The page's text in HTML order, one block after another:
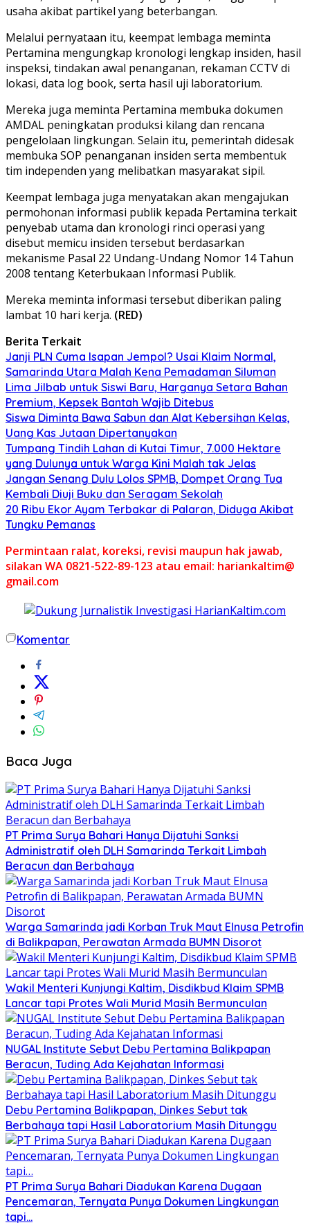
usaha akibat partikel yang beterbangan.
Melalui pernyataan itu, keempat lembaga meminta
Pertamina mengungkap kronologi lengkap insiden, hasil
inspeksi, tindakan awal penanganan, rekaman CCTV di
lokasi, data log book, serta hasil uji laboratorium.
Mereka juga meminta Pertamina membuka dokumen
AMDAL peningkatan produksi kilang dan rencana
pengelolaan lingkungan. Selain itu, pemerintah didesak
membuka SOP penanganan insiden serta membentuk
tim independen yang melibatkan masyarakat sipil.
Keempat lembaga juga menyatakan akan mengajukan
permohonan informasi publik kepada Pertamina terkait
penyebab utama dan kronologi rinci operasi yang
disebut memicu insiden tersebut berdasarkan
mekanisme Pasal 22 Undang-Undang Nomor 14 Tahun
2008 tentang Keterbukaan Informasi Publik.
Mereka meminta informasi tersebut diberikan paling
lambat 10 hari kerja. (RED)
Berita Terkait
Janji PLN Cuma Isapan Jempol? Usai Klaim Normal,
Samarinda Utara Malah Kena Pemadaman Siluman
Lima Jilbab untuk Siswi Baru, Harganya Setara Bahan
Premium, Kepsek Bantah Wajib Ditebus
Siswa Diminta Bawa Sabun dan Alat Kebersihan Kelas,
Uang Kas Jutaan Dipertanyakan
Tumpang Tindih Lahan di Kutai Timur, 7.000 Hektare
yang Dulunya untuk Warga Kini Malah tak Jelas
Jangan Senang Dulu Lolos SPMB, Dompet Orang Tua
Kembali Diuji Buku dan Seragam Sekolah
20 Ribu Ekor Ayam Terbakar di Palaran, Diduga Akibat
Tungku Pemanas
Permintaan ralat, koreksi, revisi maupun hak jawab,
silakan WA 0821-522-89-123 atau email: hariankaltim@
gmail.com
Komentar
Baca Juga
PT Prima Surya Bahari Hanya Dijatuhi Sanksi
Administratif oleh DLH Samarinda Terkait Limbah
Beracun dan Berbahaya
Warga Samarinda jadi Korban Truk Maut Elnusa Petrofin
di Balikpapan, Perawatan Armada BUMN Disorot
Wakil Menteri Kunjungi Kaltim, Disdikbud Klaim SPMB
Lancar tapi Protes Wali Murid Masih Bermunculan
NUGAL Institute Sebut Debu Pertamina Balikpapan
Beracun, Tuding Ada Kejahatan Informasi
Debu Pertamina Balikpapan, Dinkes Sebut tak
Berbahaya tapi Hasil Laboratorium Masih Ditunggu
PT Prima Surya Bahari Diadukan Karena Dugaan
Pencemaran, Ternyata Punya Dokumen Lingkungan
tapi…